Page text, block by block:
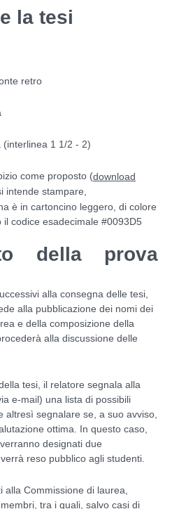
la tesi
retro
1 1/2 - 2)
come proposto (download
intende stampare,
è in cartoncino leggero, di colore
codice esadecimale #0093D5
della prova
alla consegna delle tesi,
alla pubblicazione dei nomi dei
e della composizione della
alla discussione delle
tesi, il relatore segnala alla
e-mail) una lista di possibili
altresì segnalare se, a suo avviso,
ottima. In questo caso,
designati due
reso pubblico agli studenti.
alla Commissione di laurea,
tra i quali, salvo casi di